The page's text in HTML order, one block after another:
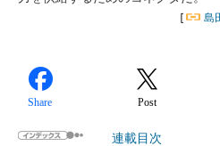
[ 島
Share Post
連載目次